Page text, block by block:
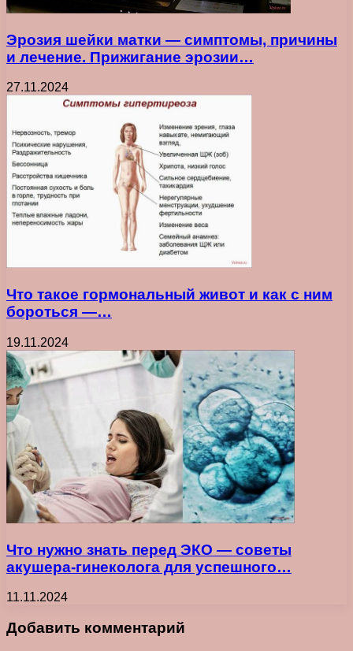
Эрозия шейки матки — симптомы, причины
и лечение. Прижигание эрозии…
27.11.2024
Что такое гормональный живот и как с ним
бороться —…
19.11.2024
Что нужно знать перед ЭКО — советы
акушера-гинеколога для успешного…
11.11.2024
Добавить комментарий